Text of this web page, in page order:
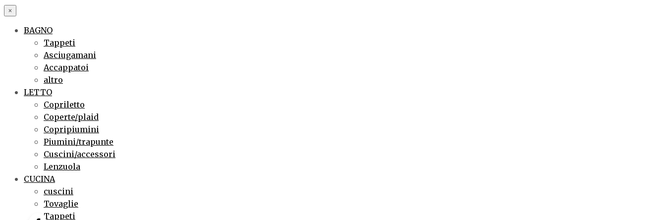
×
BAGNO
Tappeti
Asciugamani
Accappatoi
altro
LETTO
Copriletto
Coperte/plaid
Copripiumini
Piumini/trapunte
Cuscini/accessori
Lenzuola
CUCINA
cuscini
Tovaglie
Tappeti